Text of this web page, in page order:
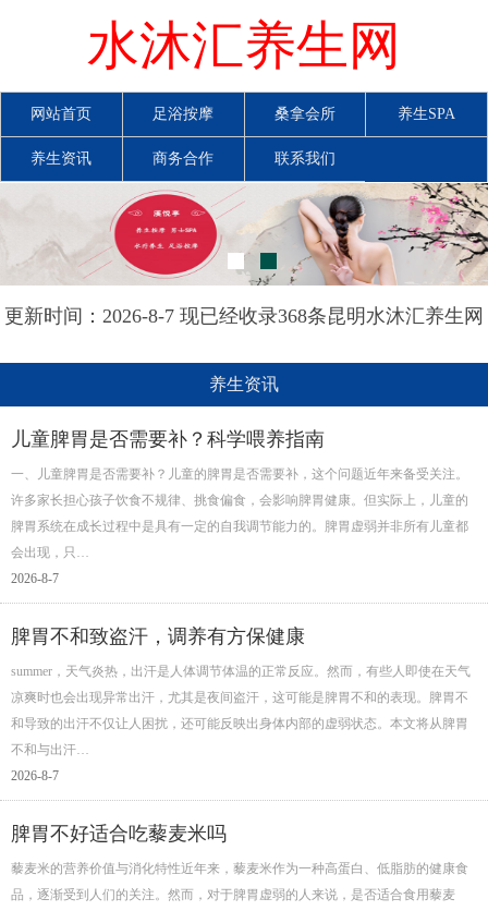
水沐汇养生网
网站首页 足浴按摩 桑拿会所 养生SPA
养生资讯 商务合作 联系我们
更新时间：2026-8-7 现已经收录368条昆明水沐汇养生网
养生资讯
儿童脾胃是否需要补？科学喂养指南
一、儿童脾胃是否需要补？儿童的脾胃是否需要补，这个问题近年来备受关注。
许多家长担心孩子饮食不规律、挑食偏食，会影响脾胃健康。但实际上，儿童的
脾胃系统在成长过程中是具有一定的自我调节能力的。脾胃虚弱并非所有儿童都
会出现，只…
2026-8-7
脾胃不和致盗汗，调养有方保健康
summer，天气炎热，出汗是人体调节体温的正常反应。然而，有些人即使在天气
凉爽时也会出现异常出汗，尤其是夜间盗汗，这可能是脾胃不和的表现。脾胃不
和导致的出汗不仅让人困扰，还可能反映出身体内部的虚弱状态。本文将从脾胃
不和与出汗…
2026-8-7
脾胃不好适合吃藜麦米吗
藜麦米的营养价值与消化特性近年来，藜麦米作为一种高蛋白、低脂肪的健康食
品，逐渐受到人们的关注。然而，对于脾胃虚弱的人来说，是否适合食用藜麦